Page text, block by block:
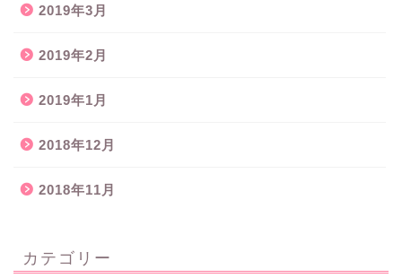
2019年3月
2019年2月
2019年1月
2018年12月
2018年11月
カテゴリー